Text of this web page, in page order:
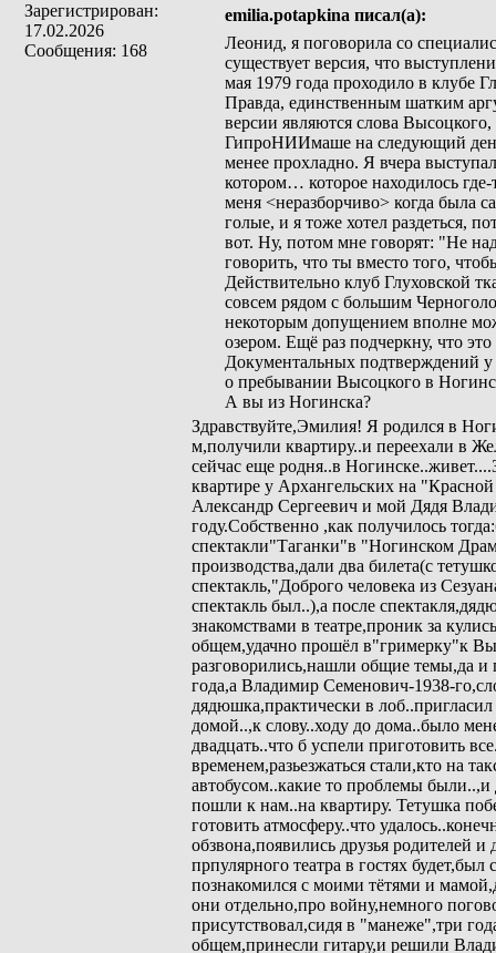
Зарегистрирован:
17.02.2026
Сообщения: 168
emilia.potapkina писал(а):
Леонид, я поговорила со
существует версия, что
мая 1979 года проходило в клубе
Правда, единственным шатким
версии являются слова
ГипроНИИмаше на следующий
менее прохладно. Я вчера
котором… которое находилось
меня <неразборчиво> когда была
голые, и я тоже хотел раздеться,
вот. Ну, потом мне говорят: "Не
говорить, что ты вместо того,
Действительно клуб Глуховской
совсем рядом с большим
некоторым допущением вполне
озером. Ещё раз подчеркну, что
Документальных подтверждений
о пребывании Высоцкого в
А вы из Ногинска?
Здравствуйте,Эмилия! Я родился в
м,получили квартиру..и переехали в
сейчас еще родня..в
квартире у Архангельских на
Александр Сергеевич и мой Дядя
году.Собственно ,как получилось
спектакли"Таганки"в "Ногинском
производства,дали два билета(с
спектакль,"Доброго человека из
спектакль был..),а после
знакомствами в театре,проник за
общем,удачно прошёл в"гримерку"к
разговорились,нашли общие темы,да и
года,а Владимир Семенович-1938-
дядюшка,практически в
домой..,к слову..ходу до дома..было
двадцать..что б успели приготовить
временем,разьезжаться стали,кто на
автобусом..какие то проблемы
пошли к нам..на квартиру. Тетушка
готовить атмосферу..что
обзвона,появились друзья родителей
прпулярного театра в гостях
познакомился с моими тётями и
они отдельно,про войну,немного
присутствовал,сидя в "манеже",три
общем,принесли гитару,и решили